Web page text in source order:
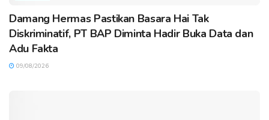
Damang Hermas Pastikan Basara Hai Tak
Diskriminatif, PT BAP Diminta Hadir Buka Data dan
Adu Fakta
09/08/2026